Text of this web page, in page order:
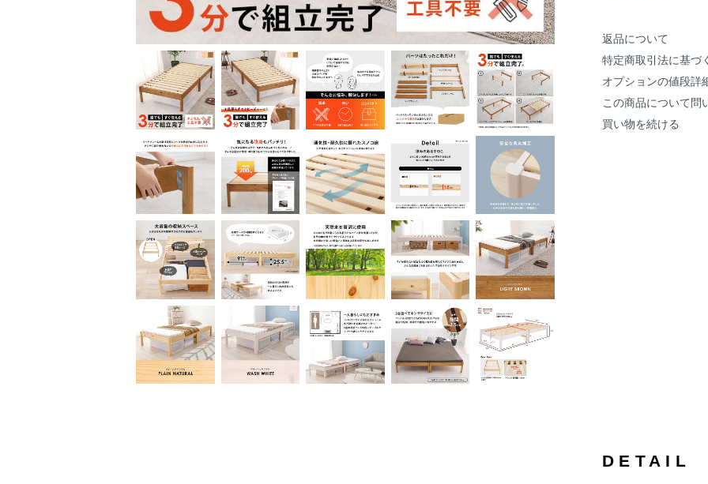
返品について
特定商取引法に基づ
オプションの値段詳
この商品について問
買い物を続ける
DETAIL